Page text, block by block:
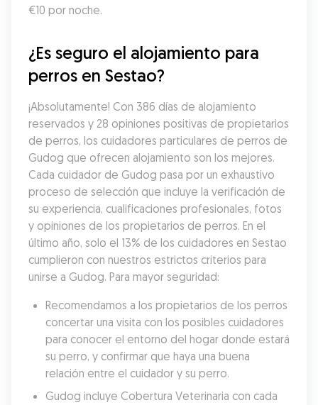
€10 por noche.
¿Es seguro el alojamiento para
perros en Sestao?
¡Absolutamente! Con 386 días de alojamiento
reservados y 28 opiniones positivas de propietarios
de perros, los cuidadores particulares de perros de
Gudog que ofrecen alojamiento son los mejores.
Cada cuidador de Gudog pasa por un exhaustivo
proceso de selección que incluye la verificación de
su experiencia, cualificaciones profesionales, fotos
y opiniones de los propietarios de perros. En el
último año, solo el 13% de los cuidadores en Sestao
cumplieron con nuestros estrictos criterios para
unirse a Gudog. Para mayor seguridad:
Recomendamos a los propietarios de los perros
concertar una visita con los posibles cuidadores
para conocer el entorno del hogar donde estará
su perro, y confirmar que haya una buena
relación entre el cuidador y su perro.
Gudog incluye Cobertura Veterinaria con cada